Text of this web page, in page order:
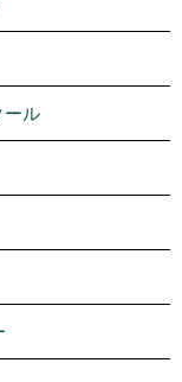
ール